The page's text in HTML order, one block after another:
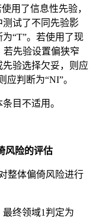
用了信息性先验，
测试了不同先验影
“T”。若使用了现
若先验设置偏狭窄
验选择欠妥，则应
应判断为“NI”。
目不适用。
风险的评估
整体偏倚风险进行
终领域1判定为